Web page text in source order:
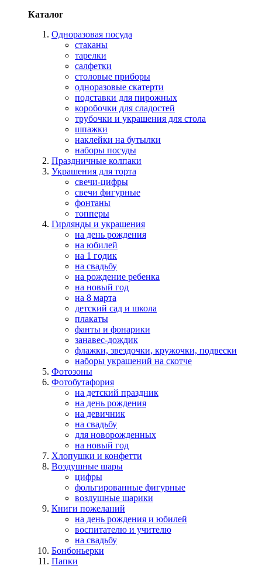
Каталог
Одноразовая посуда
стаканы
тарелки
салфетки
столовые приборы
одноразовые скатерти
подставки для пирожных
коробочки для сладостей
трубочки и украшения для стола
шпажки
наклейки на бутылки
наборы посуды
Праздничные колпаки
Украшения для торта
свечи-цифры
свечи фигурные
фонтаны
топперы
Гирлянды и украшения
на день рождения
на юбилей
на 1 годик
на свадьбу
на рождение ребенка
на новый год
на 8 марта
детский сад и школа
плакаты
фанты и фонарики
занавес-дождик
флажки, звездочки, кружочки, подвески
наборы украшений на скотче
Фотозоны
Фотобутафория
на детский праздник
на день рождения
на девичник
на свадьбу
для новорожденных
на новый год
Хлопушки и конфетти
Воздушные шары
цифры
фольгированные фигурные
воздушные шарики
Книги пожеланий
на день рождения и юбилей
воспитателю и учителю
на свадьбу
Бонбоньерки
Папки